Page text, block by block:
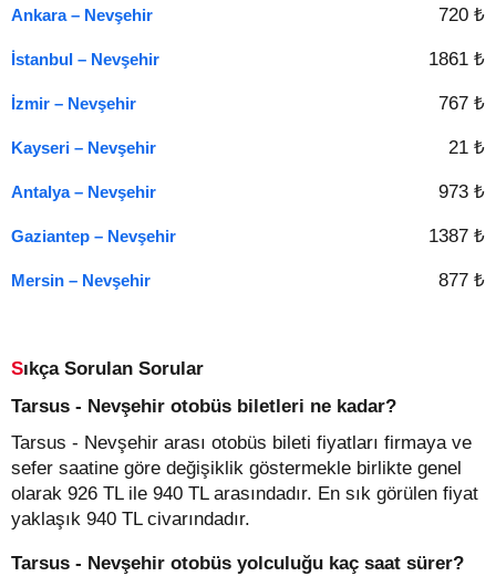
Ankara – Nevşehir 720 ₺
İstanbul – Nevşehir 1861 ₺
İzmir – Nevşehir 767 ₺
Kayseri – Nevşehir 21 ₺
Antalya – Nevşehir 973 ₺
Gaziantep – Nevşehir 1387 ₺
Mersin – Nevşehir 877 ₺
Sıkça Sorulan Sorular
Tarsus - Nevşehir otobüs biletleri ne kadar?
Tarsus - Nevşehir arası otobüs bileti fiyatları firmaya ve
sefer saatine göre değişiklik göstermekle birlikte genel
olarak 926 TL ile 940 TL arasındadır. En sık görülen fiyat
yaklaşık 940 TL civarındadır.
Tarsus - Nevşehir otobüs yolculuğu kaç saat sürer?